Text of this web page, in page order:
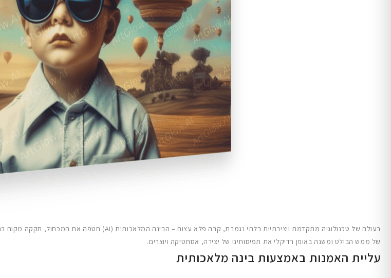
של ממש הבולט ומשנה באופן רדיקלי את תפיסותינו של יצירה, אסתטיקה ויוצרים.
עליית האמנות באמצעות בינה מלאכותית